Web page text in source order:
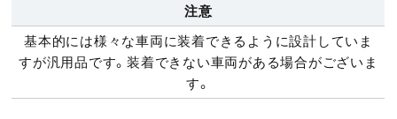
注意
基本的には様々な車両に装着できるように設計していま
すが汎用品です。装着できない車両がある場合がございま
す。